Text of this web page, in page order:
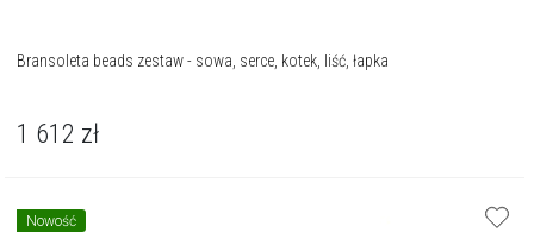
Bransoleta beads zestaw - sowa, serce, kotek, liść, łapka
1 612 zł
Nowość